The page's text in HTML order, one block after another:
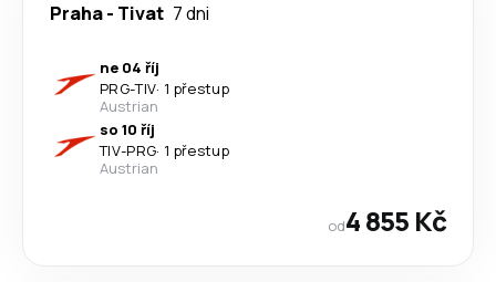
Praha- Tivat 7 dni
ne 04 říj
PRG-TIV· 1 přestup
Austrian
so 10 říj
TIV-PRG· 1 přestup
Austrian
od4 855 Kč